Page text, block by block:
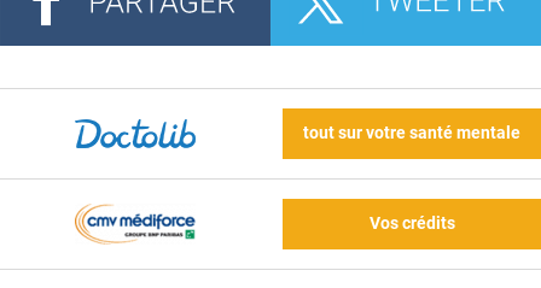
tout sur votre santé mentale
Vos crédits